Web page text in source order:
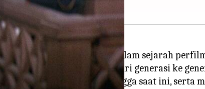
yang tak terhapuskan dalam sejarah
menghibur penonton dari generasi ke
yang terus dikenang hingga saat ini, serta